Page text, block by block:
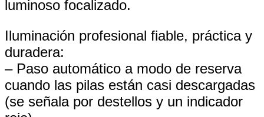
luminoso focalizado.
Iluminación profesional fiable, práctica y
duradera:
– Paso automático a modo de reserva
cuando las pilas están casi descargadas
(se señala por destellos y un indicador